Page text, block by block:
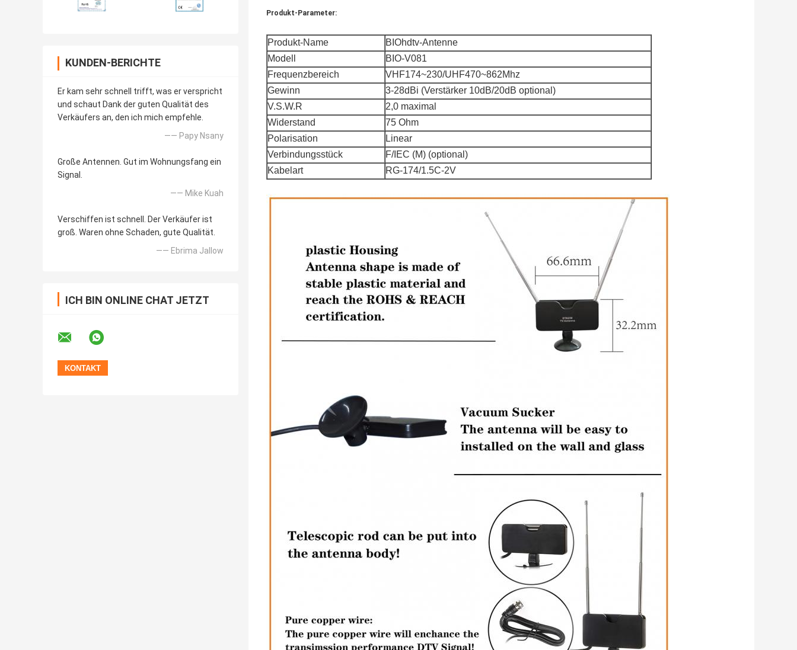
KUNDEN-BERICHTE
Er kam sehr schnell trifft, was er verspricht
und schaut Dank der guten Qualität des
Verkäufers an, den ich mich empfehle.
—— Papy Nsany
Große Antennen. Gut im Wohnungsfang ein
Signal.
—— Mike Kuah
Verschiffen ist schnell. Der Verkäufer ist
groß. Waren ohne Schaden, gute Qualität.
—— Ebrima Jallow
ICH BIN ONLINE CHAT JETZT
Produkt-Parameter:
Produkt-Name
BIOhdtv-Antenne
Modell
BIO-V081
Frequenzbereich
VHF174~230/UHF470~862Mhz
Gewinn
3-28dBi (Verstärker 10dB/20dB optional)
V.S.W.R
2,0 maximal
Widerstand
75 Ohm
Polarisation
Linear
Verbindungsstück
F/IEC (M) (optional)
Kabelart
RG-174/1.5C-2V